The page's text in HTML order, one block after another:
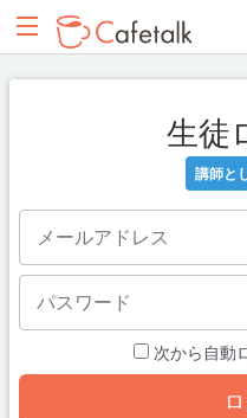
生徒
講師と
次から自動